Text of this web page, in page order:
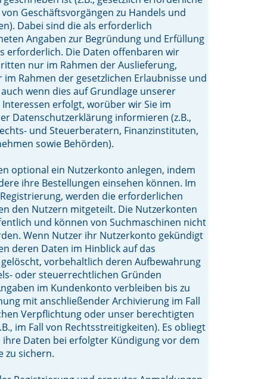
Geschäftsvorgängen zu Handels und
Dabei sind die als erforderlich
Angaben zur Begründung und Erfüllung
erforderlich. Die Daten offenbaren wir
nur im Rahmen der Auslieferung,
im Rahmen der gesetzlichen Erlaubnisse und
wenn dies auf Grundlage unserer
erfolgt, worüber wir Sie im
Datenschutzerklärung informieren (z.B.,
und Steuerberatern, Finanzinstituten,
sowie Behörden).
optional ein Nutzerkonto anlegen, indem
ihre Bestellungen einsehen können. Im
werden die erforderlichen
den Nutzern mitgeteilt. Die Nutzerkonten
und können von Suchmaschinen nicht
Wenn Nutzer ihr Nutzerkonto gekündigt
deren Daten im Hinblick auf das
vorbehaltlich deren Aufbewahrung
oder steuerrechtlichen Gründen
im Kundenkonto verbleiben bis zu
mit anschließender Archivierung im Fall
Verpflichtung oder unser berechtigten
im Fall von Rechtsstreitigkeiten). Es obliegt
ihre Daten bei erfolgter Kündigung vor dem
zu sichern.